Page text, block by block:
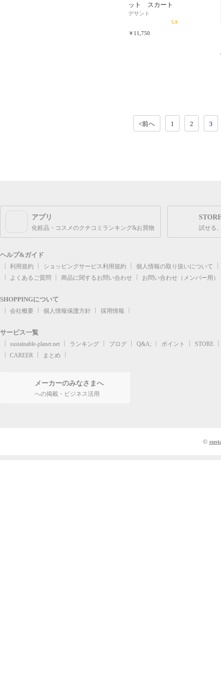
ット スカート
デサント
5.8
￥11,750
<前へ 1 2 3
アプリ
化粧品・コスメのクチコミランキング&お買物 試せる
ヘルプ&ガイド
利用規約 ショッピングサービス利用規約
個人情報の取り扱いについて
よくあるご質問
商品に関するお問い合わせ お問い合わせ（メンバー用）
SHOPPINGについて
会社概要 個人情報保護方針 採用情報
サービス一覧
sustainable-planet.net ランキング ブログ Q&A; ポイント
STORE
CAREER
まとめ
メーカーのみなさまへ
への掲載・ビジネス活用
©